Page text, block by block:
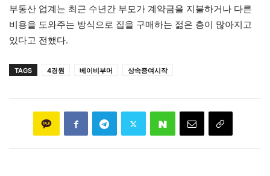
부동산 업계는 최근 수년간 부모가 계약금을 지불하거나 다른
비용을 도와주는 방식으로 집을 구매하는 젊은 층이 많아지고
있다고 전했다.
TAGS 4경원 베이비부머 상속증여시작